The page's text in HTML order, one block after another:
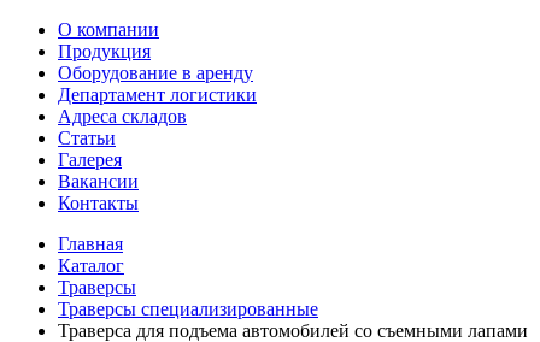
О компании
Продукция
Оборудование в аренду
Департамент логистики
Адреса складов
Статьи
Галерея
Вакансии
Контакты
Главная
Каталог
Траверсы
Траверсы специализированные
Траверса для подъема автомобилей со съемными лапами